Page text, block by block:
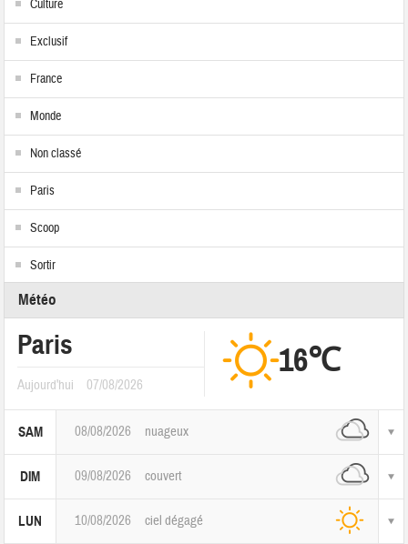
Culture
Exclusif
France
Monde
Non classé
Paris
Scoop
Sortir
Météo
Paris
Aujourd'hui 07/08/2026
16℃
SAM 08/08/2026 nuageux
DIM 09/08/2026 couvert
LUN 10/08/2026 ciel dégagé